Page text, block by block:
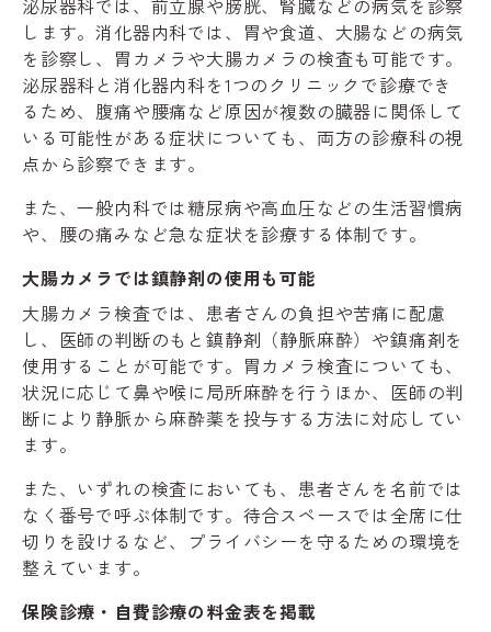
泌尿器科では、前立腺や膀胱、腎臓などの病気を診察
します。消化器内科では、胃や食道、大腸などの病気
を診察し、胃カメラや大腸カメラの検査も可能です。
泌尿器科と消化器内科を1つのクリニックで診療でき
るため、腹痛や腰痛など原因が複数の臓器に関係して
いる可能性がある症状についても、両方の診療科の視
点から診察できます。
また、一般内科では糖尿病や高血圧などの生活習慣病
や、腰の痛みなど急な症状を診療する体制です。
大腸カメラでは鎮静剤の使用も可能
大腸カメラ検査では、患者さんの負担や苦痛に配慮
し、医師の判断のもと鎮静剤（静脈麻酔）や鎮痛剤を
使用することが可能です。胃カメラ検査についても、
状況に応じて鼻や喉に局所麻酔を行うほか、医師の判
断により静脈から麻酔薬を投与する方法に対応してい
ます。
また、いずれの検査においても、患者さんを名前では
なく番号で呼ぶ体制です。待合スペースでは全席に仕
切りを設けるなど、プライバシーを守るための環境を
整えています。
保険診療・自費診療の料金表を掲載